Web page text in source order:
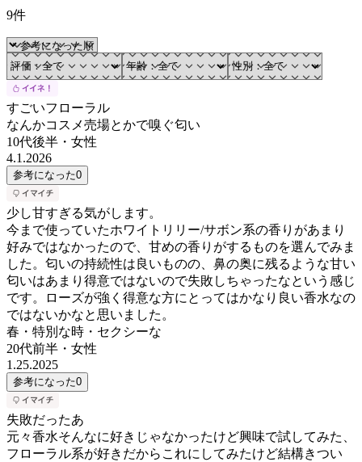
9件
すごいフローラル
なんかコスメ売場とかで嗅ぐ匂い
10代後半 ・ 女性
4.1.2026
参考になった0
少し甘すぎる気がします。
今まで使っていたホワイトリリー/サボン系の香りがあまり
好みではなかったので、甘めの香りがするものを選んでみま
した。匂いの持続性は良いものの、鼻の奥に残るような甘い
匂いはあまり得意ではないので失敗しちゃったなという感じ
です。ローズが強く得意な方にとってはかなり良い香水なの
ではないかなと思いました。
春・特別な時・セクシーな
20代前半 ・ 女性
1.25.2025
参考になった0
失敗だったあ
元々香水そんなに好きじゃなかったけど興味で試してみた、
フローラル系が好きだからこれにしてみたけど結構きつい